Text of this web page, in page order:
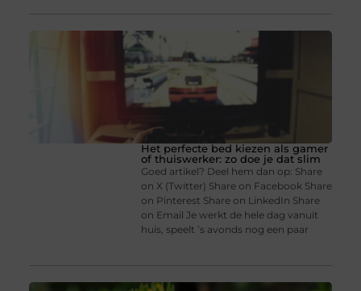
Het perfecte bed kiezen als gamer
of thuiswerker: zo doe je dat slim
Goed artikel? Deel hem dan op: Share
on X (Twitter) Share on Facebook Share
on Pinterest Share on LinkedIn Share
on Email Je werkt de hele dag vanuit
huis, speelt ’s avonds nog een paar